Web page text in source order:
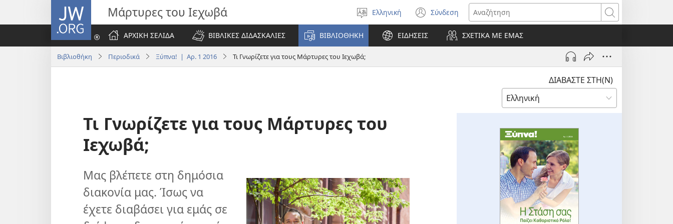
JW.ORG Μάρτυρες του Ιεχωβά
Επιλέξτε
γλώσσα
Ελληνική Σύνδεση
(ανοίγει
νέο
παράθυρο)
Αναζήτηση
ΑΡΧΙΚΗ ΣΕΛΙΔΑ
ΒΙΒΛΙΚΕΣ ΔΙΔΑΣΚΑΛΙΕΣ ΒΙΒΛΙΟΘΗΚΗ ΕΙΔΗΣΕΙΣ ΣΧΕΤΙΚΑ ΜΕ ΕΜΑΣ
Βιβλιοθήκη Περιοδικά Ξύπνα! | Αρ. 1 2016 Τι Γνωρίζετε για τους Μάρτυρες του Ιεχωβά;
ΔΙΑΒΑΣΤΕ ΣΤΗ(Ν)
Τι Γνωρίζετε για τους Μάρτυρες του
Ιεχωβά;
Μας βλέπετε στη δημόσια
διακονία μας. Ίσως να
έχετε διαβάσει για εμάς σε